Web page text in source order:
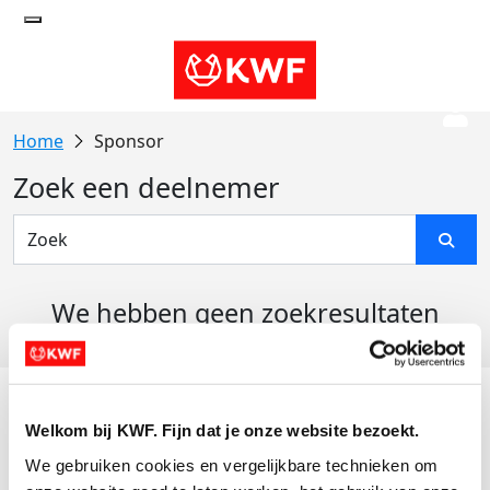
Welkom bij KWF. Fijn dat je onze website bezoekt.
We gebruiken cookies en vergelijkbare technieken om
Sponsor
Zoek een deelnemer
We hebben geen zoekresultaten
Actiematerialen
Evenementen